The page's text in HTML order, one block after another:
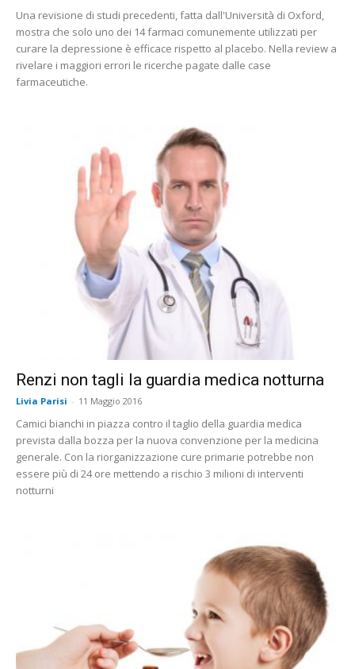
Una revisione di studi precedenti, fatta dall'Università di Oxford,
mostra che solo uno dei 14 farmaci comunemente utilizzati per
curare la depressione è efficace rispetto al placebo. Nella review a
rivelare i maggiori errori le ricerche pagate dalle case
farmaceutiche.
Renzi non tagli la guardia medica notturna
Livia Parisi - 11 Maggio 2016
Camici bianchi in piazza contro il taglio della guardia medica
prevista dalla bozza per la nuova convenzione per la medicina
generale. Con la riorganizzazione cure primarie potrebbe non
essere più di 24 ore mettendo a rischio 3 milioni di interventi
notturni